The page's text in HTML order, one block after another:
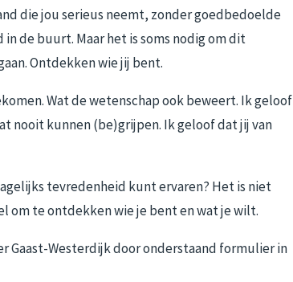
die jou serieus neemt, zonder goedbedoelde
de buurt. Maar het is soms nodig om dit
Ontdekken wie jij bent.
Wat de wetenschap ook beweert. Ik geloof
nooit kunnen (be)grijpen. Ik geloof dat jij van
tevredenheid kunt ervaren? Het is niet
om te ontdekken wie je bent en wat je wilt.
Gaast-Westerdijk door onderstaand formulier in